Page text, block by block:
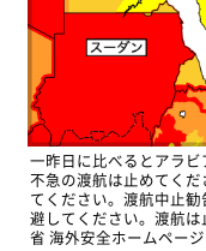
一昨日に比べるとアラ
不急の渡航は止めてく
てください。渡航中止
避してください。渡航
省 海外安全ホームページ